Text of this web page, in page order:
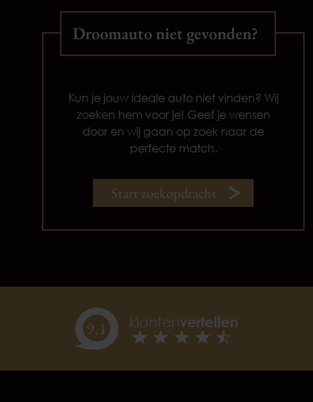
Droomauto niet gevonden?
Kun je jouw ideale auto niet vinden? Wij
zoeken hem voor je! Geef je wensen
door en wij gaan op zoek naar de
perfecte match.
Start zoekopdracht
9,1 klantenvertellen